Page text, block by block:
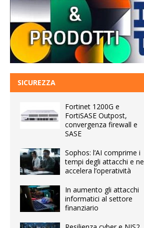
SICUREZZA
Fortinet 1200G e
FortiSASE Outpost,
convergenza firewall e
SASE
Sophos: l’AI comprime i
tempi degli attacchi e ne
accelera l’operatività
In aumento gli attacchi
informatici al settore
finanziario